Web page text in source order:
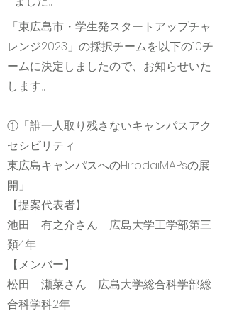
「東広島市・学生発スタートアップチャ
レンジ2023」の採択チームを以下の10チ
ームに決定しましたので、お知らせいた
します。
①「誰一人取り残さないキャンパスアク
セシビリティ​
東広島キャンパスへのHirodaiMAPsの展
開​」
【提案代表者】
池田 有之介さん 広島大学工学部第三
類4年
【メンバー】
松田 瀬菜さん 広島大学総合科学部総
合科学科2年